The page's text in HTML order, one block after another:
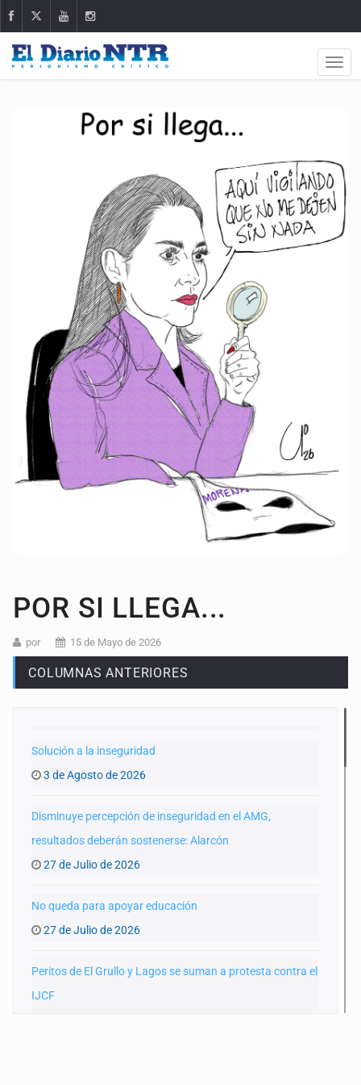
POR SI LLEGA...
por 15 de Mayo de 2026
COLUMNAS ANTERIORES
Solución a la inseguridad
3 de Agosto de 2026
Disminuye percepción de inseguridad en el AMG,
resultados deberán sostenerse: Alarcón
27 de Julio de 2026
No queda para apoyar educación
27 de Julio de 2026
Peritos de El Grullo y Lagos se suman a protesta contra el
IJCF